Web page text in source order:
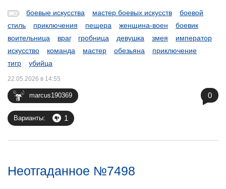
боевые искусства мастер боевых искусств
боевой
стиль
приключения пещера женщина-воен
боевик
воительница
враг гробница девушка змея
император
искусство
команда мастер обезьяна
приключение
тигр
убийца
marcus190369
22.05.2026 в 14:55
Варианты: 1
0
Неотгаданное №7498